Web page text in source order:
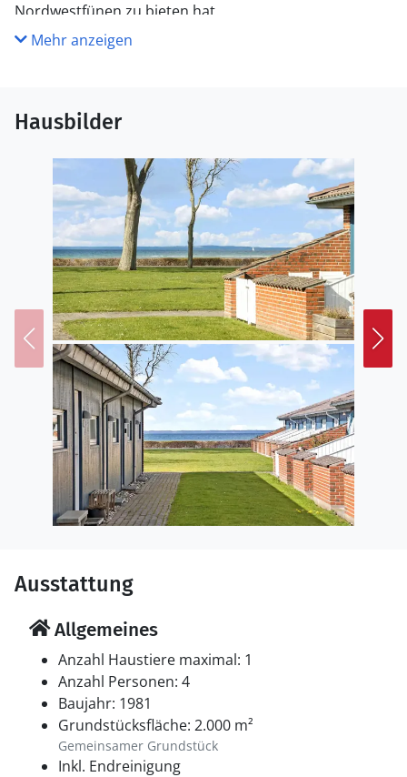
Nordwestfünen zu bieten hat.
Mehr anzeigen
Hausbilder
Ausstattung
Allgemeines
Anzahl Haustiere maximal: 1
Anzahl Personen: 4
Baujahr: 1981
Grundstücksfläche: 2.000 m²
Gemeinsamer Grundstück
Inkl. Endreinigung